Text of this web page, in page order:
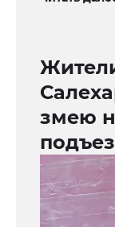
змею